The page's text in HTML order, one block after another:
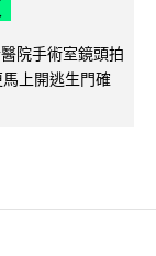
院手術室鏡頭拍
上開逃生門確